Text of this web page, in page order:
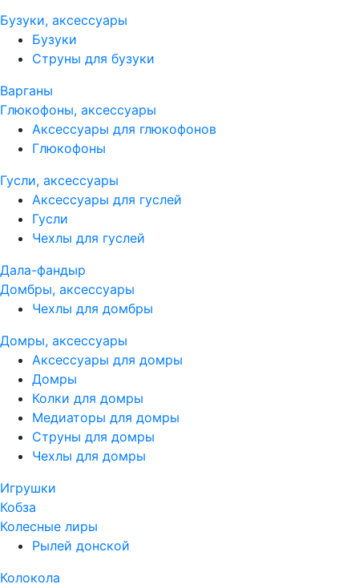
Бузуки, аксессуары
Бузуки
Струны для бузуки
Варганы
Глюкофоны, аксессуары
Аксессуары для глюкофонов
Глюкофоны
Гусли, аксессуары
Аксессуары для гуслей
Гусли
Чехлы для гуслей
Дала-фандыр
Домбры, аксессуары
Чехлы для домбры
Домры, аксессуары
Аксессуары для домры
Домры
Колки для домры
Медиаторы для домры
Струны для домры
Чехлы для домры
Игрушки
Кобза
Колесные лиры
Рылей донской
Колокола